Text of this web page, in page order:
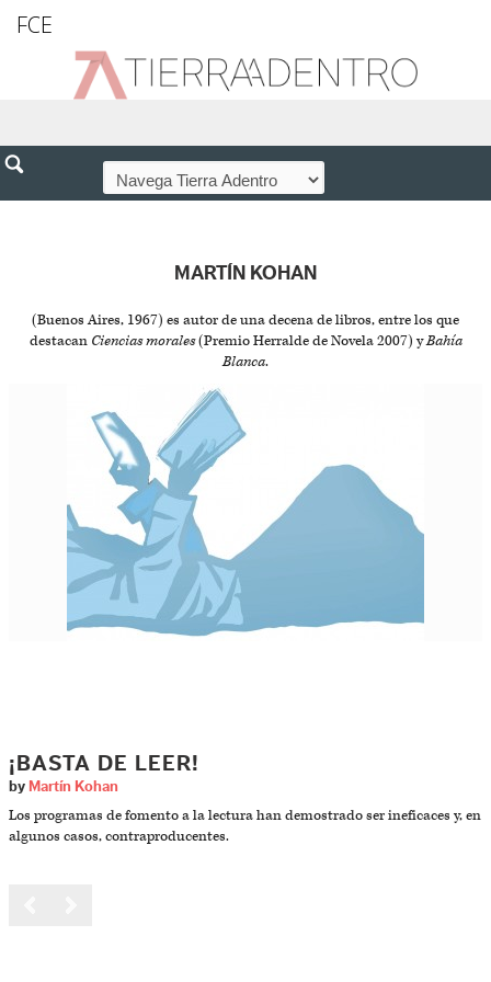
FCE
MARTÍN KOHAN
(Buenos Aires, 1967) es autor de una decena de libros, entre los que
destacan Ciencias morales(Premio Herralde de Novela 2007) yBahía
Blanca.
¡BASTA DE LEER!
by Martín Kohan
Los programas de fomento a la lectura han demostrado ser ineficaces y, en
algunos casos, contraproducentes.